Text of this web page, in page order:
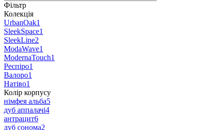
Фільтр
Колекція
UrbanOak1
SleekSpace1
SleekLine2
ModaWave1
ModernaTouch1
Респіро1
Валоро1
Натіво1
Колір корпусу
німфея альба5
дуб аппалачі4
антрацит6
дуб сонома2